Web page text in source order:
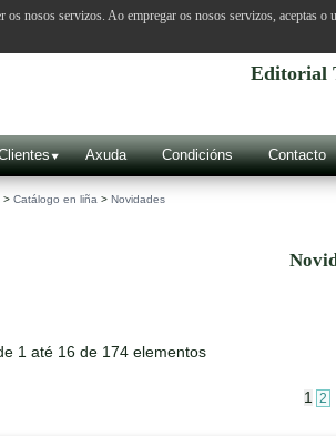
Editorial
Axuda Condicións Contacto
> Catálogo en liña > Novidades
1 até 16 de 174 elementos
1 2
nosos servizos. Ao empregar os nosos servizos, aceptas o